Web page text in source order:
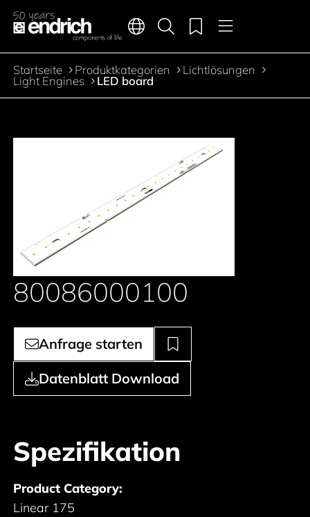
Zum Inhalt springen
Hauptnavigation
Sprachen Menü
Produktsuche
Merkliste
Pfadnavigation
Startseite Produktkategorien Lichtlösungen
Light Engines LED board
80086000100
Anfrage starten
Datenblatt Download
Spezifikation
Product Category:
Linear 175